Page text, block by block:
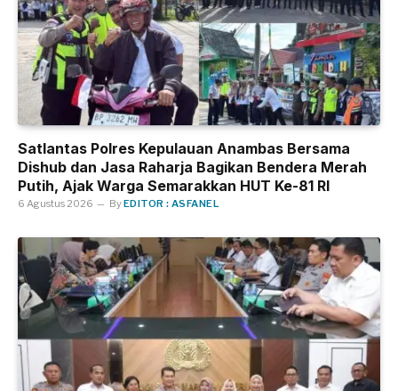
Satlantas Polres Kepulauan Anambas Bersama
Dishub dan Jasa Raharja Bagikan Bendera Merah
Putih, Ajak Warga Semarakkan HUT Ke-81 RI
6 Agustus 2026 ByEDITOR : ASFANEL